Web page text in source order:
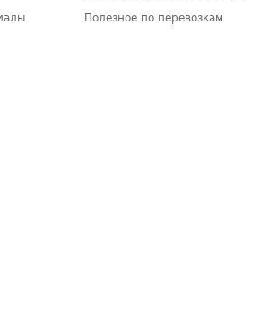
Полезное по перевозкам